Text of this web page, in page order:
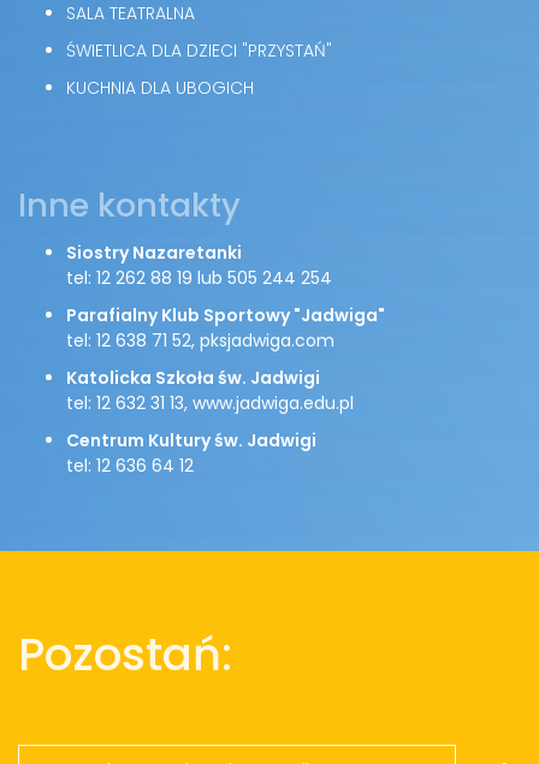
SALA TEATRALNA
ŚWIETLICA DLA DZIECI "PRZYSTAŃ"
KUCHNIA DLA UBOGICH
Inne kontakty
Siostry Nazaretanki
tel: 12 262 88 19 lub 505 244 254
Parafialny Klub Sportowy "Jadwiga"
tel: 12 638 71 52, pksjadwiga.com
Katolicka Szkoła św. Jadwigi
tel: 12 632 31 13, www.jadwiga.edu.pl
Centrum Kultury św. Jadwigi
tel: 12 636 64 12
Pozostań: